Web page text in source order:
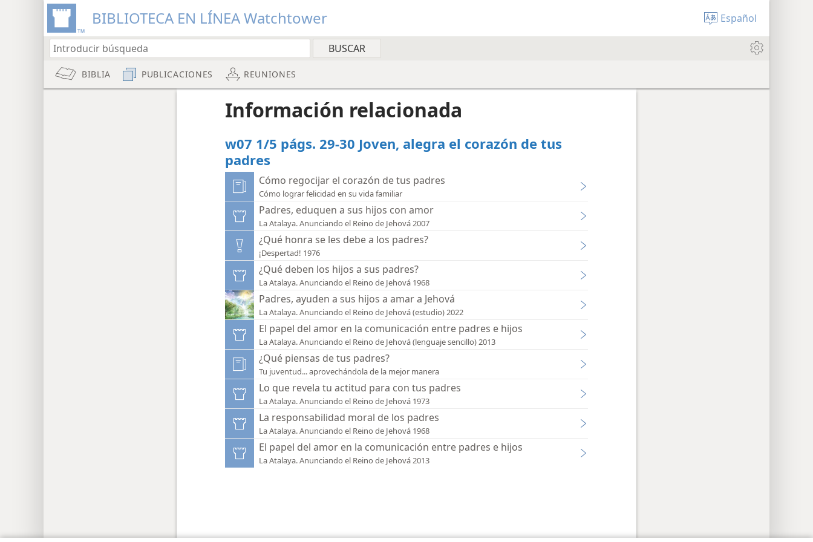
BIBLIOTECA EN LÍNEA Watchtower Español
BIBLIA PUBLICACIONES REUNIONES
Información relacionada
w07 1/5 págs. 29-30 Joven, alegra el corazón de tus
padres
Cómo regocijar el corazón de tus padres
Cómo lograr felicidad en su vida familiar
Padres, eduquen a sus hijos con amor
La Atalaya. Anunciando el Reino de Jehová 2007
¿Qué honra se les debe a los padres?
¡Despertad! 1976
¿Qué deben los hijos a sus padres?
La Atalaya. Anunciando el Reino de Jehová 1968
Padres, ayuden a sus hijos a amar a Jehová
La Atalaya. Anunciando el Reino de Jehová (estudio) 2022
El papel del amor en la comunicación entre padres e hijos
La Atalaya. Anunciando el Reino de Jehová (lenguaje sencillo) 2013
¿Qué piensas de tus padres?
Tu juventud... aprovechándola de la mejor manera
Lo que revela tu actitud para con tus padres
La Atalaya. Anunciando el Reino de Jehová 1973
La responsabilidad moral de los padres
La Atalaya. Anunciando el Reino de Jehová 1968
El papel del amor en la comunicación entre padres e hijos
La Atalaya. Anunciando el Reino de Jehová 2013